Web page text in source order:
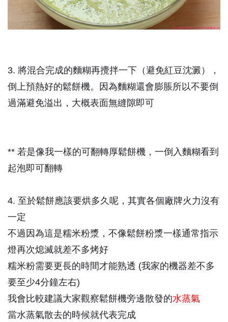
3. 將混合完成的麵糊再攪拌一下（避免紅豆沈澱），
倒上預熱好的鬆餅機。因為麵糊還會膨脹所以不要倒
過滿避免溢出，大概表面無縫隙即可
** 若是像我一樣的可翻轉厚鬆餅機，一倒入麵糊看到
起泡即可翻轉
4. 至於鬆餅應該要烘多久呢，其實各個廠牌火力沒有
一定
不過因為這是糯米粉漿，不像鬆餅粉漿一樣通常指示
燈再次熄滅就差不多烤好
糯米粉需要更長的時間才能熟透 (我家的機器差不多
要至少4分鐘左右)
我會比較建議大家觀察鬆餅機旁邊散發的水蒸氣
當水蒸氣散去的時候就代表完成